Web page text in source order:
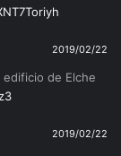
2019/02/22
de Elche
2019/02/22